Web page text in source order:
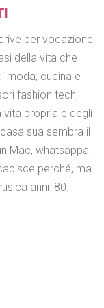
per vocazione
della vita che
moda, cucina e
fashion tech,
propria e degli
sua sembra il
Mac, whatsappa
perché, ma
anni '80.